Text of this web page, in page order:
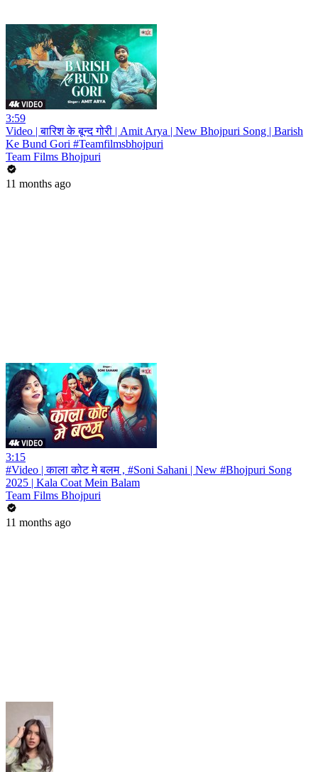
3:59
Video | बारिश के बून्द गोरी | Amit Arya | New Bhojpuri Song | Barish
Ke Bund Gori #Teamfilmsbhojpuri
Team Films Bhojpuri
11 months ago
3:15
#Video | काला कोट मे बलम , #Soni Sahani | New #Bhojpuri Song
2025 | Kala Coat Mein Balam
Team Films Bhojpuri
11 months ago